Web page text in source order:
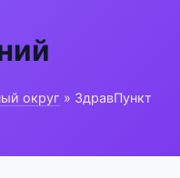
округ » ЗдравПункт